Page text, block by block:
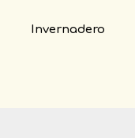
Invernadero